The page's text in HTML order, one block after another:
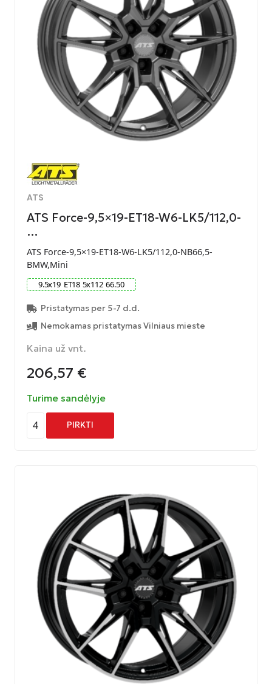
ATS
ATS Force-9,5×19-ET18-W6-LK5/112,0-
…
ATS Force-9,5×19-ET18-W6-LK5/112,0-NB66,5-
BMW,Mini
9.5x19 ET18 5x112 66.50
Pristatymas per 5-7 d.d.
Nemokamas pristatymas Vilniaus mieste
Kaina už vnt.
206,57 €
Turime sandėlyje
4 PIRKTI